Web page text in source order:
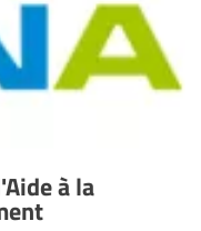
à la